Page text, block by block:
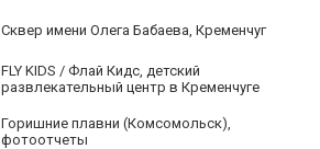
Сквер имени Олега Бабаева, Кременчуг
FLY KIDS / Флай Кидс, детский
развлекательный центр в Кременчуге
Горишние плавни (Комсомольск),
фотоотчеты